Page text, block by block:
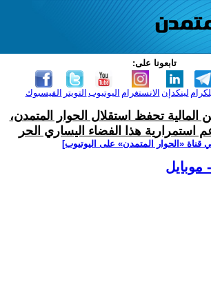
تابعونا على:
الفيسبوك التويتر اليوتيوب الانستغرام لينكدإن
المالية تحفظ استقلال الحوار المتمدن،
استمرارية هذا الفضاء اليساري الحر
قناة ‫«الحوار المتمدن» على اليوتيوب]
موبايل